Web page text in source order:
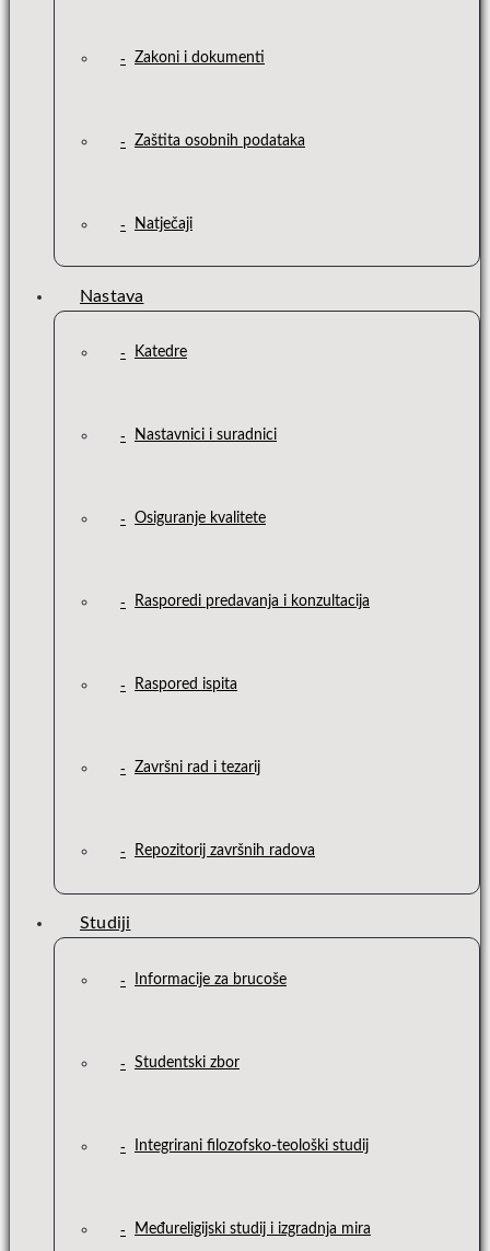
Zakoni i dokumenti
Zaštita osobnih podataka
Natječaji
Nastava
Katedre
Nastavnici i suradnici
Osiguranje kvalitete
Rasporedi predavanja i konzultacija
Raspored ispita
Završni rad i tezarij
Repozitorij završnih radova
Studiji
Informacije za brucoše
Studentski zbor
Integrirani filozofsko-teološki studij
Međureligijski studij i izgradnja mira